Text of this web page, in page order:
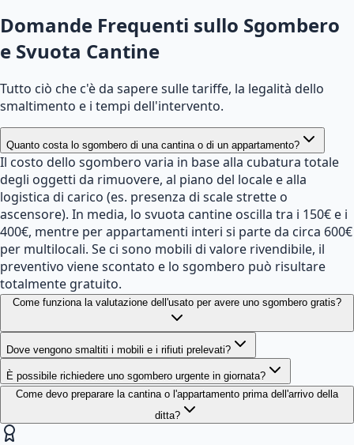
Domande Frequenti sullo Sgombero
e Svuota Cantine
Tutto ciò che c'è da sapere sulle tariffe, la legalità dello
smaltimento e i tempi dell'intervento.
Quanto costa lo sgombero di una cantina o di un appartamento?
Il costo dello sgombero varia in base alla cubatura totale
degli oggetti da rimuovere, al piano del locale e alla
logistica di carico (es. presenza di scale strette o
ascensore). In media, lo svuota cantine oscilla tra i 150€ e i
400€, mentre per appartamenti interi si parte da circa 600€
per multilocali. Se ci sono mobili di valore rivendibile, il
preventivo viene scontato e lo sgombero può risultare
totalmente gratuito.
Come funziona la valutazione dell'usato per avere uno sgombero gratis?
Dove vengono smaltiti i mobili e i rifiuti prelevati?
È possibile richiedere uno sgombero urgente in giornata?
Come devo preparare la cantina o l'appartamento prima dell'arrivo della
ditta?